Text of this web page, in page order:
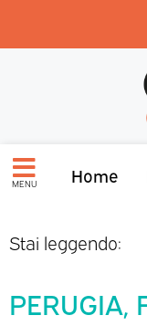
MENU Home
Stai leggendo:
PERUGIA,